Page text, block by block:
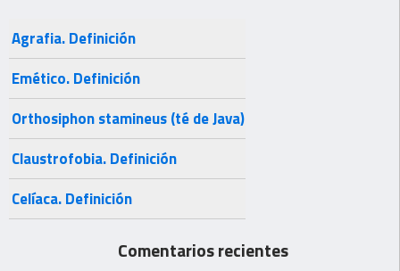
Agrafia. Definición
Emético. Definición
Orthosiphon stamineus (té de Java)
Claustrofobia. Definición
Celíaca. Definición
Comentarios recientes